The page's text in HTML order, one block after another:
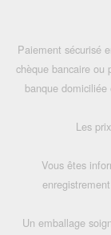
Paiement sécurisé
chèque bancaire ou
banque
Les
Vous êtes
Un emballage